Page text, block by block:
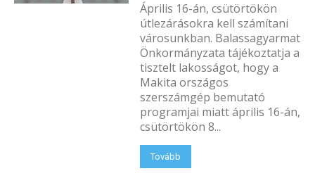
Április 16-án, csütörtökön
útlezárásokra kell számítani
városunkban. Balassagyarmat
Önkormányzata tájékoztatja a
tisztelt lakosságot, hogy a
Makita országos
szerszámgép bemutató
programjai miatt április 16-án,
csütörtökön 8...
Tovább